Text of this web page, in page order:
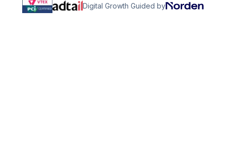
Digital Growth Guided by